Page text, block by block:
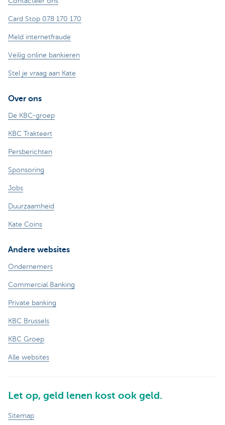
Card Stop 078 170 170
Meld internetfraude
Veilig online bankieren
Stel je vraag aan Kate
Over ons
De KBC-groep
KBC Trakteert
Persberichten
Sponsoring
Jobs
Duurzaamheid
Kate Coins
Andere websites
Ondernemers
Commercial Banking
Private banking
KBC Brussels
KBC Groep
Alle websites
Let op, geld lenen kost ook geld.
Sitemap